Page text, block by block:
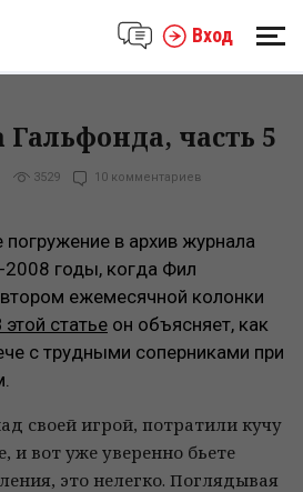
Вход
часть 5
3529 10 комментариев
в архив журнала
годы, когда Фил
ежемесячной колонки
этой статье он объясняет, как
с трудными соперниками при
своей игрой, потратили кучу
и вот уже уверенно бьете
это нелегко. Поглядывая